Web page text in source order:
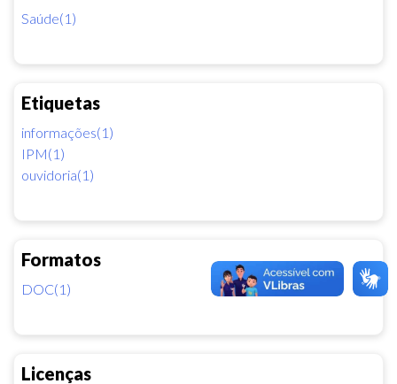
Saúde(1)
Etiquetas
informações(1)
IPM(1)
ouvidoria(1)
Formatos
DOC(1)
Licenças